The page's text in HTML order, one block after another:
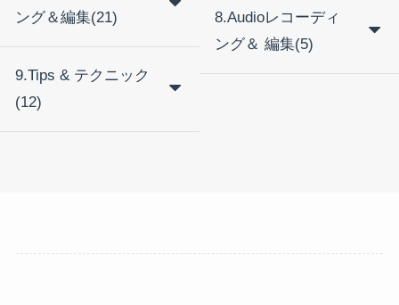
ング＆編集(21)
9.Tips & テクニック
(12)
8.Audioレコーディ
ング＆ 編集(5)